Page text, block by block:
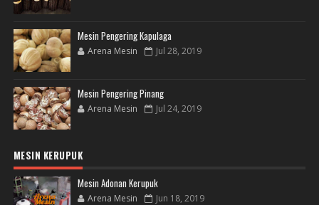
Mesin Pengering Kapulaga
Arena Mesin Jul 28, 2019
Mesin Pengering Pinang
Arena Mesin Jul 24, 2019
MESIN KERUPUK
Mesin Adonan Kerupuk
Arena Mesin Jun 18, 2019